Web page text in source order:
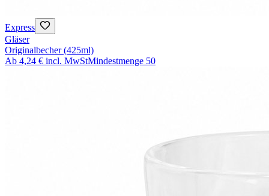
Express
Gläser
Originalbecher (425ml)
Ab 4,24 € incl. MwStMindestmenge 50